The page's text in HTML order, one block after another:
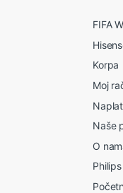
FIFA
Korpa
Moj
Naše
O